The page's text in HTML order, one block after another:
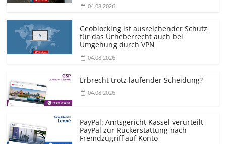
04.08.2026
Geoblocking ist ausreichender Schutz
für das Urheberrecht auch bei
Umgehung durch VPN
04.08.2026
Erbrecht trotz laufender Scheidung?
04.08.2026
PayPal: Amtsgericht Kassel verurteilt
PayPal zur Rückerstattung nach
Fremdzugriff auf Konto